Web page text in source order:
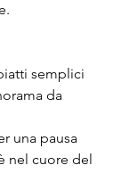
semplici
da
una pausa
nel cuore del